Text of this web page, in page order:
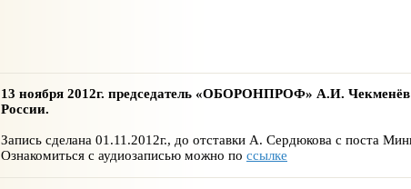
13 ноября 2012г. председатель «ОБОРОНПРОФ» А.И.
России.
Запись сделана 01.11.2012г., до отставки А. Сердюкова с поста
Ознакомиться с аудиозаписью можно по ссылке